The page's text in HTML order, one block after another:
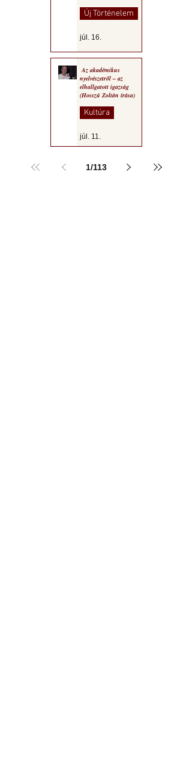
Új Történelem
júl. 16.
Az akadémikus
nyelvészetről – az
elhallgatott igazság
(Hosszú Zoltán írása)
Kultúra
júl. 11.
1/113